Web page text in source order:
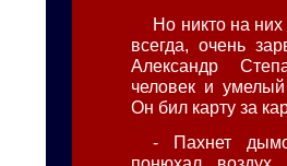
Но никто на
всегда, очень
Александр
человек и
Он бил карту за
- Пахнет